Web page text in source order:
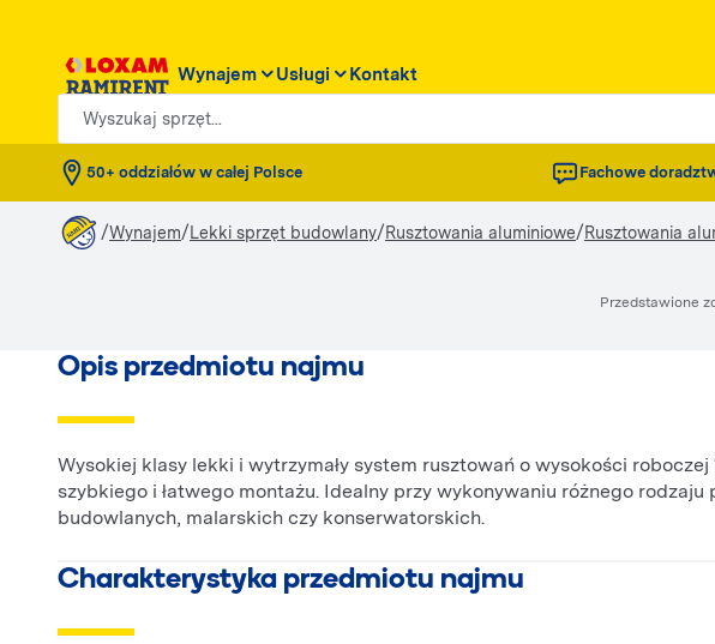
Wynajem Usługi Kontakt
Wyszukaj sprzęt...
50+ oddziałów w całej Polsce Fachowe
/Wynajem/Lekki sprzęt budowlany/Rusztowania aluminiowe/Rusztowania
Przedstawione
Opis przedmiotu najmu
Wysokiej klasy lekki i wytrzymały system rusztowań o wysokości
szybkiego i łatwego montażu. Idealny przy wykonywaniu różnego rodzaju
budowlanych, malarskich czy konserwatorskich.
Charakterystyka przedmiotu najmu